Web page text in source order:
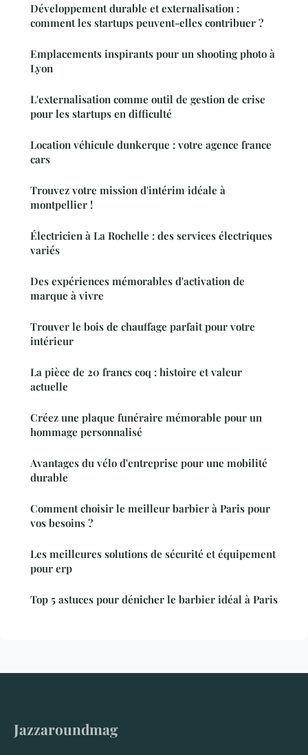
Développement durable et externalisation :
comment les startups peuvent-elles contribuer ?
Emplacements inspirants pour un shooting photo à
Lyon
L'externalisation comme outil de gestion de crise
pour les startups en difficulté
Location véhicule dunkerque : votre agence france
cars
Trouvez votre mission d'intérim idéale à
montpellier !
Électricien à La Rochelle : des services électriques
variés
Des expériences mémorables d'activation de
marque à vivre
Trouver le bois de chauffage parfait pour votre
intérieur
La pièce de 20 francs coq : histoire et valeur
actuelle
Créez une plaque funéraire mémorable pour un
hommage personnalisé
Avantages du vélo d'entreprise pour une mobilité
durable
Comment choisir le meilleur barbier à Paris pour
vos besoins ?
Les meilleures solutions de sécurité et équipement
pour erp
Top 5 astuces pour dénicher le barbier idéal à Paris
Jazzaroundmag